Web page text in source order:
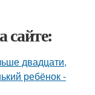
сайте:
двадцати,
ребёнок -